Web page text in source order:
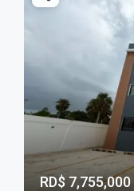
RD$ 7,755,000